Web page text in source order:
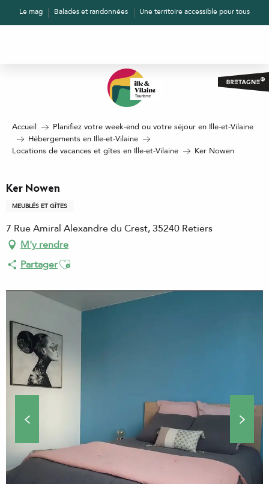
AllerLe mag Balades et randonnées Une territoire accessible pour tous
Accueil
Planifiez votre week-end ou votre séjour en Ille-et-Vilaine
Hébergements en Ille-et-Vilaine
Locations de vacances et gîtes en Ille-et-Vilaine
Ker Nowen
Ker Nowen
MEUBLÉS ET GÎTES
7 Rue Amiral Alexandre du Crest, 35240 Retiers
M'y rendre
PartagerAjouter aux favoris